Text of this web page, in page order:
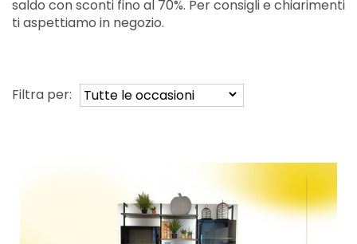
saldo con sconti fino al 70%. Per consigli e chiarimenti
ti aspettiamo in negozio.
Filtra per: